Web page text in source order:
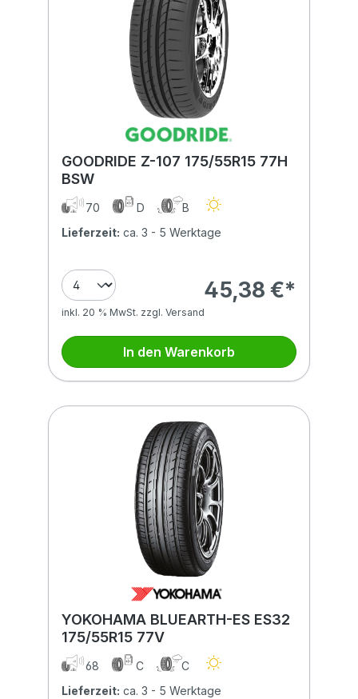
GOODRIDE Z-107 175/55R15 77H
BSW
70 D
B
Lieferzeit: ca. 3 - 5 Werktage
45,38 €*
inkl. 20 % MwSt. zzgl. Versand
In den Warenkorb
YOKOHAMA BLUEARTH-ES ES32
175/55R15 77V
68 C
C
Lieferzeit: ca. 3 - 5 Werktage